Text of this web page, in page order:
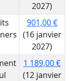
2027)
901,00 €
(16 janvier
2027)
1 189,00 €
(12 janvier